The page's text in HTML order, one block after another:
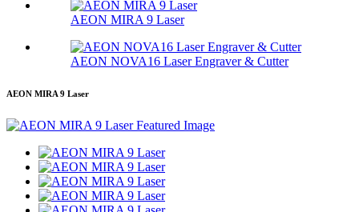
AEON MIRA 9 Laser
AEON NOVA16 Laser Engraver & Cutter
AEON MIRA 9 Laser